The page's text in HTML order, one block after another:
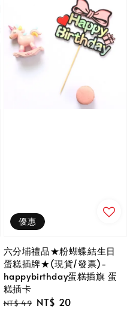
優惠
六分埔禮品★粉蝴蝶結生日
蛋糕插牌★(現貨/發票)-
happybirthday蛋糕插旗 蛋
糕插卡
Regular
NT$ 49 Sale
NT$ 20